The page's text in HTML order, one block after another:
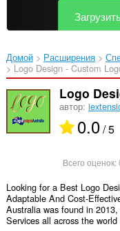
Домой Расширения
Logo Design - Custom
Logo
автор:
0.0/ 5
Всего оценок:
Looking for a Best Logo
Adaptable And Cost-
Australia was found in
Services all across the